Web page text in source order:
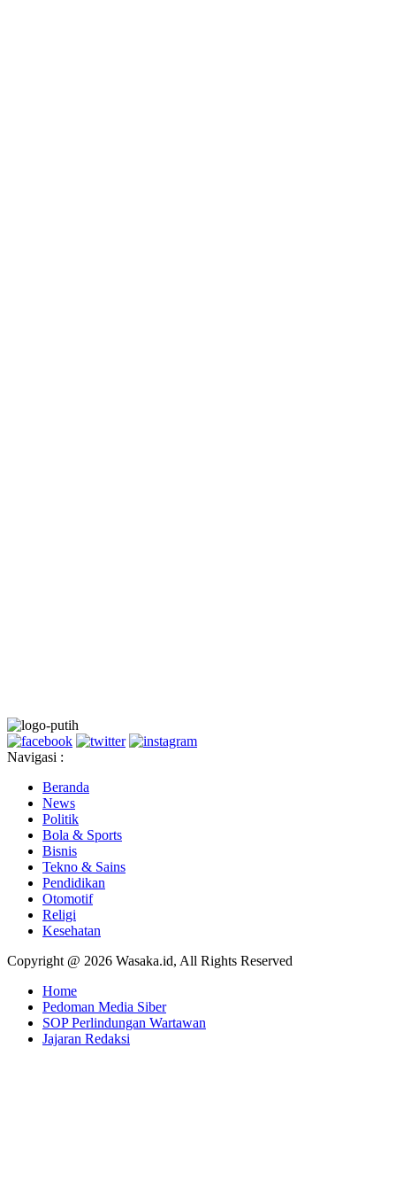
Navigasi :
Beranda
News
Politik
Bola & Sports
Bisnis
Tekno & Sains
Pendidikan
Otomotif
Religi
Kesehatan
Copyright @ 2026 Wasaka.id, All Rights Reserved
Home
Pedoman Media Siber
SOP Perlindungan Wartawan
Jajaran Redaksi